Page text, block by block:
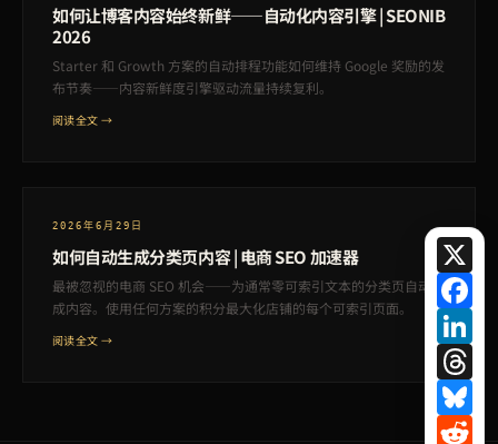
如何让博客内容始终新鲜——自动化内容引擎 | SEONIB
2026
Starter 和 Growth 方案的自动排程功能如何维持 Google 奖励的发
布节奏——内容新鲜度引擎驱动流量持续复利。
阅读全文 →
2026年6月29日
如何自动生成分类页内容 | 电商 SEO 加速器
最被忽视的电商 SEO 机会——为通常零可索引文本的分类页自动生
成内容。使用任何方案的积分最大化店铺的每个可索引页面。
阅读全文 →